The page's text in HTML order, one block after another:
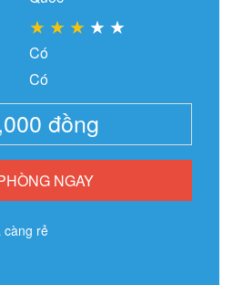
★ ★ ★ ★ ★
Có
Có
đồng
NGAY
càng rẻ